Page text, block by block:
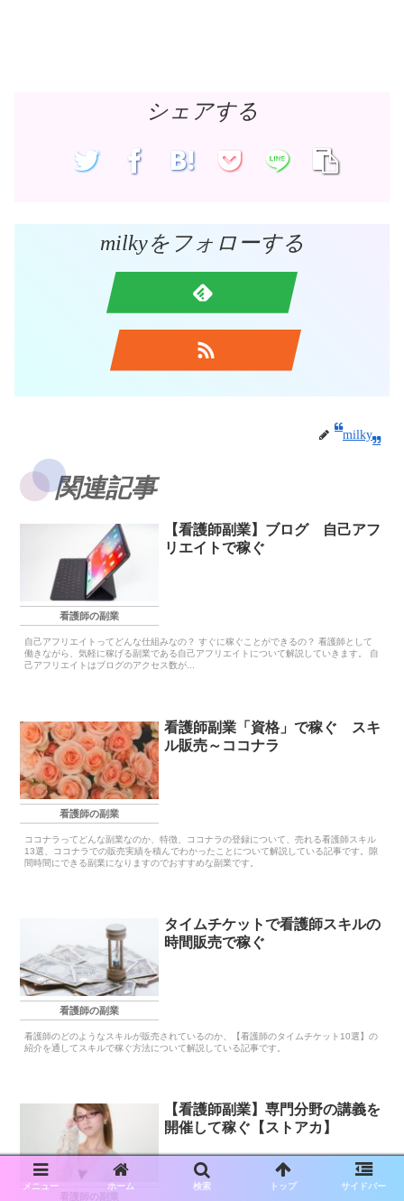
シェアする
milkyをフォローする
milky
関連記事
看護師の副業
【看護師副業】ブログ 自己アフ
リエイトで稼ぐ
自己アフリエイトってどんな仕組みなの？ すぐに稼ぐことができるの？ 看護師として
働きながら、気軽に稼げる副業である自己アフリエイトについて解説していきます。 自
己アフリエイトはブログのアクセス数が...
看護師の副業
看護師副業「資格」で稼ぐ スキ
ル販売～ココナラ
ココナラってどんな副業なのか、特徴、ココナラの登録について、売れる看護師スキル
13選、ココナラでの販売実績を積んでわかったことについて解説している記事です。隙
間時間にできる副業になりますのでおすすめな副業です。
看護師の副業
タイムチケットで看護師スキルの
時間販売で稼ぐ
看護師のどのようなスキルが販売されているのか、【看護師のタイムチケット10選】の
紹介を通してスキルで稼ぐ方法について解説している記事です。
【看護師副業】専門分野の講義を
開催して稼ぐ【ストアカ】
メニュー ホーム 検索 トップ サイドバー